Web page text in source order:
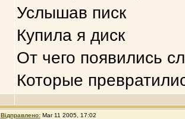
Услышав писк
Купила я диск
От чего появились
Которые
Відправлено: Mar 11 2005, 17:02